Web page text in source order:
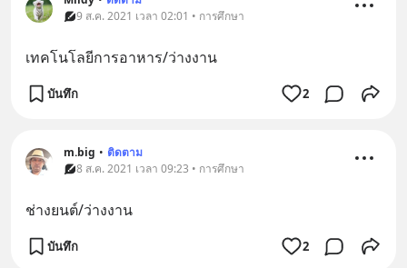
9 ส.ค. 2021 เวลา 02:01 • การศึกษา
เทคโนโลยีการอาหาร/ว่างงาน
บันทึก 2
m.big • ติดตาม
8 ส.ค. 2021 เวลา 09:23 • การศึกษา
ช่างยนต์/ว่างงาน
บันทึก 2